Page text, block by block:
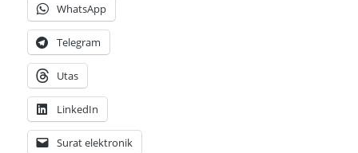
WhatsApp
Telegram
Utas
LinkedIn
Surat elektronik